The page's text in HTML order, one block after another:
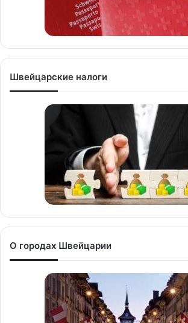
Швейцарские налоги
О городах Швейцарии